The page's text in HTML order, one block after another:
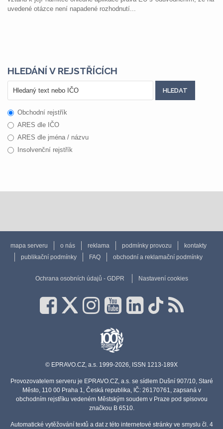
uvedené otázce není napadené rozhodnutí...
HLEDÁNÍ V REJSTŘÍCÍCH
Obchodní rejstřík
ARES dle IČO
ARES dle jména / názvu
Insolvenční rejstřík
mapa serveru o nás reklama podmínky provozu
kontakty
publikační podmínky
FAQ obchodní a reklamační podmínky
Ochrana osobních údajů - GDPR Nastavení cookies
© EPRAVO.CZ, a.s. 1999-2026, ISSN 1213-189X
Provozovatelem serveru je EPRAVO.CZ, a.s. se sídlem Dušní 907/10, Staré
Město, 110 00 Praha 1, Česká republika, IČ: 26170761, zapsaná v
obchodním rejstříku vedeném Městským soudem v Praze pod spisovou
značkou B 6510.
Automatické vytěžování textů a dat z této internetové stránky ve smyslu čl. 4